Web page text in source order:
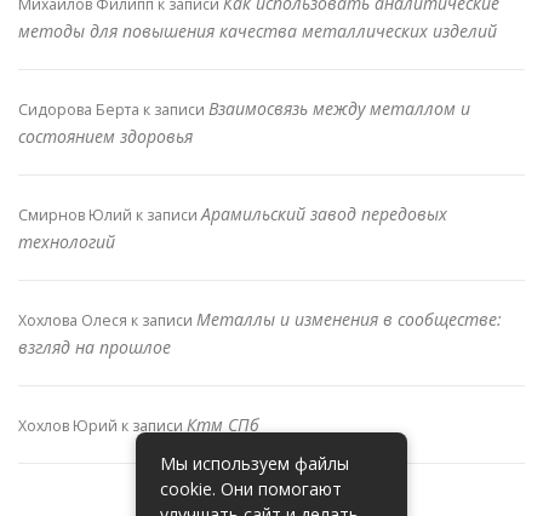
Михайлов Филипп к записи
методы для повышения качества металлических изделий
Сидорова Берта к записи Взаимосвязь между металлом и
состоянием здоровья
Смирнов Юлий к записиАрамильский завод передовых
технологий
Хохлова Олеся к записи Металлы и изменения в сообществе:
взгляд на прошлое
Хохлов Юрий к записи Ктм СПб
Мы используем файлы
cookie. Они помогают